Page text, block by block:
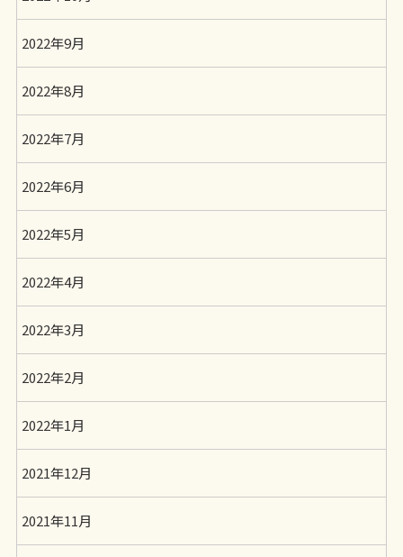
2022年9月
2022年8月
2022年7月
2022年6月
2022年5月
2022年4月
2022年3月
2022年2月
2022年1月
2021年12月
2021年11月